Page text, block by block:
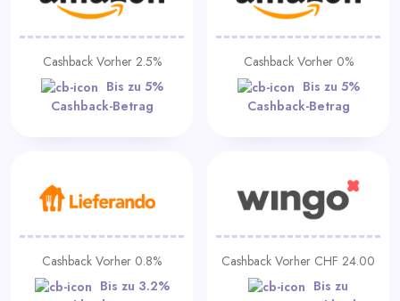
Cashback Vorher 2.5%
Bis zu 5%
Cashback-Betrag
Cashback Vorher 0%
Bis zu 5%
Cashback-Betrag
Cashback Vorher 0.8%
Bis zu 3.2%
Cashback Vorher CHF 24.00
Bis zu